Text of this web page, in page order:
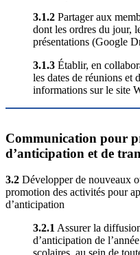
3.1.2 Partager aux
dont les ordres du jour,
présentations (Google
3.1.3 Établir, en
les dates de réunions et
informations sur le site
Communication pour
d’anticipation et de
3.2 Développer de nouveaux
promotion des activités pour
d’anticipation
3.2.1 Assurer la
d’anticipation de